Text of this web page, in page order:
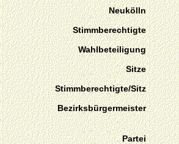
Neukölln
Stimmberechtigte
Wahlbeteiligung
Sitze
Stimmberechtigte/Sitz
Bezirksbürgermeister
Partei